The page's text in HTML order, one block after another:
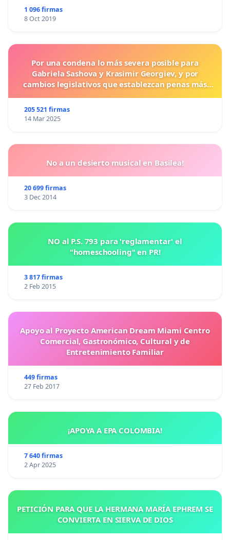
1 096 firmas
8 Oct 2019
Por una condena lo más severa posible para
Gabriela Sashova y Krasimir Georgiev, y por
cambios legislativos que establezcan penas más
205 521 firmas
14 Mar 2025
No a un desierto musical en Basilea!
20 699 firmas
3 Dec 2014
NO al P.S. 793 para 'reglamentar' el
"homeschooling" en PR!
3 817 firmas
2 Feb 2015
Apoyo al Proyecto American Dream Miami Centro
Comercial, Gastronómico, Cultural y de
Entretenimiento Familiar
449 firmas
27 Feb 2017
¡APOYA A EPA COLOMBIA!
7 640 firmas
2 Apr 2025
PETICIÓN PARA QUE LA HERMANA MARÍA EPHREM SE
CONVIERTA EN SIERVA DE DIOS